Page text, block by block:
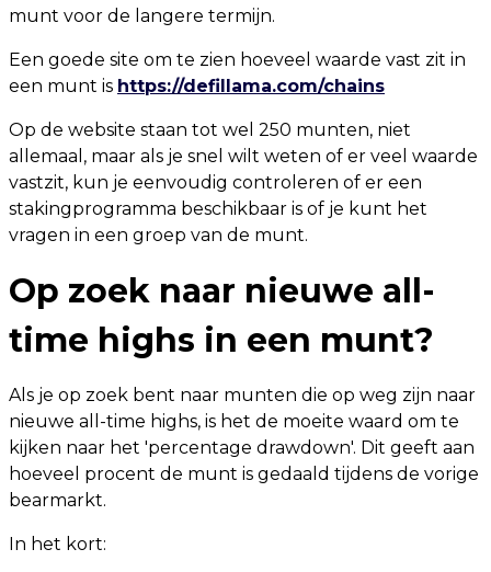
munt voor de langere termijn.
Een goede site om te zien hoeveel waarde vast zit in
een munt is https://defillama.com/chains
Op de website staan ​​tot wel 250 munten, niet
allemaal, maar als je snel wilt weten of er veel waarde
vastzit, kun je eenvoudig controleren of er een
stakingprogramma beschikbaar is of je kunt het
vragen in een groep van de munt.
Op zoek naar nieuwe all-
time highs in een munt?
Als je op zoek bent naar munten die op weg zijn naar
nieuwe all-time highs, is het de moeite waard om te
kijken naar het 'percentage drawdown'. Dit geeft aan
hoeveel procent de munt is gedaald tijdens de vorige
bearmarkt.
In het kort: